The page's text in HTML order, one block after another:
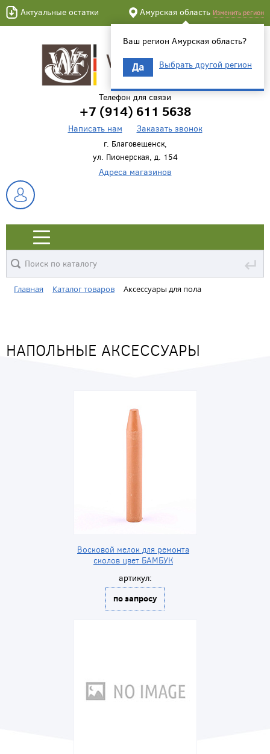
Актуальные остатки Амурская область Изменить регион
Ваш регион Амурская область?
Да Выбрать другой регион
Телефон для связи
+7 (914) 611 5638
Написать нам Заказать звонок
г. Благовещенск,
ул. Пионерская, д. 154
Адреса магазинов
↵
Главная Каталог товаров Аксессуары для пола
НАПОЛЬНЫЕ АКСЕССУАРЫ
Восковой мелок для ремонта
сколов цвет БАМБУК
артикул:
по запросу